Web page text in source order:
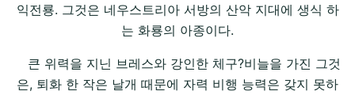
익전룡. 그것은 네우스트리아 서방의 산악 지대에 생식 하
는 화룡의 아종이다.
큰 위력을 지닌 브레스와 강인한 체구?비늘을 가진 그것
은, 퇴화 한 작은 날개 때문에 자력 비행 능력은 갖지 못하